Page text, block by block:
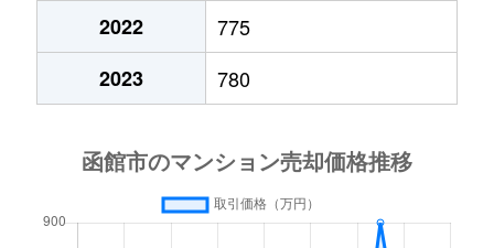
梁川町
2,200万円
梁川町
2,300万円
五稜郭公園前
3,500万円 函館
2022
775
2023
780